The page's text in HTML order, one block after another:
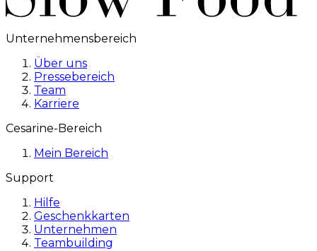
Unternehmensbereich
Über uns
Pressebereich
Team
Karriere
Cesarine-Bereich
Mein Bereich
Support
Hilfe
Geschenkkarten
Unternehmen
Teambuilding